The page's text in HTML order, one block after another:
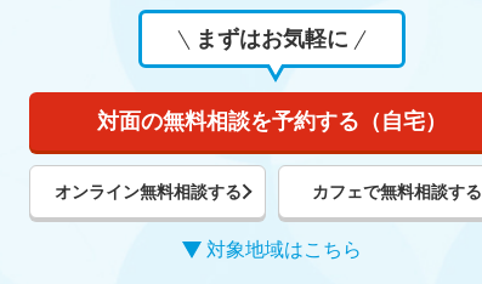
まずはお気軽に
対面の無料相談を予約する（自宅）
オンライン無料相談する カフェで無料相談する
対象地域はこちら